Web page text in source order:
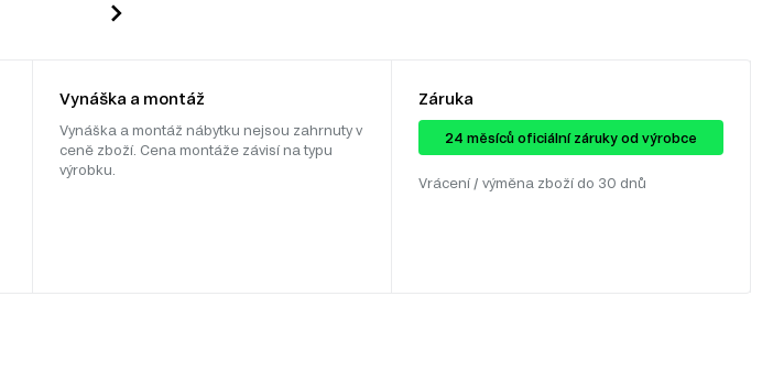
Vynáška a montáž
Vynáška a montáž nábytku nejsou zahrnuty v
ceně zboží. Cena montáže závisí na typu
výrobku.
Záruka
24 ​​​​měsíců oficiální záruky od výrobce
Vrácení / výměna zboží do 30 dnů